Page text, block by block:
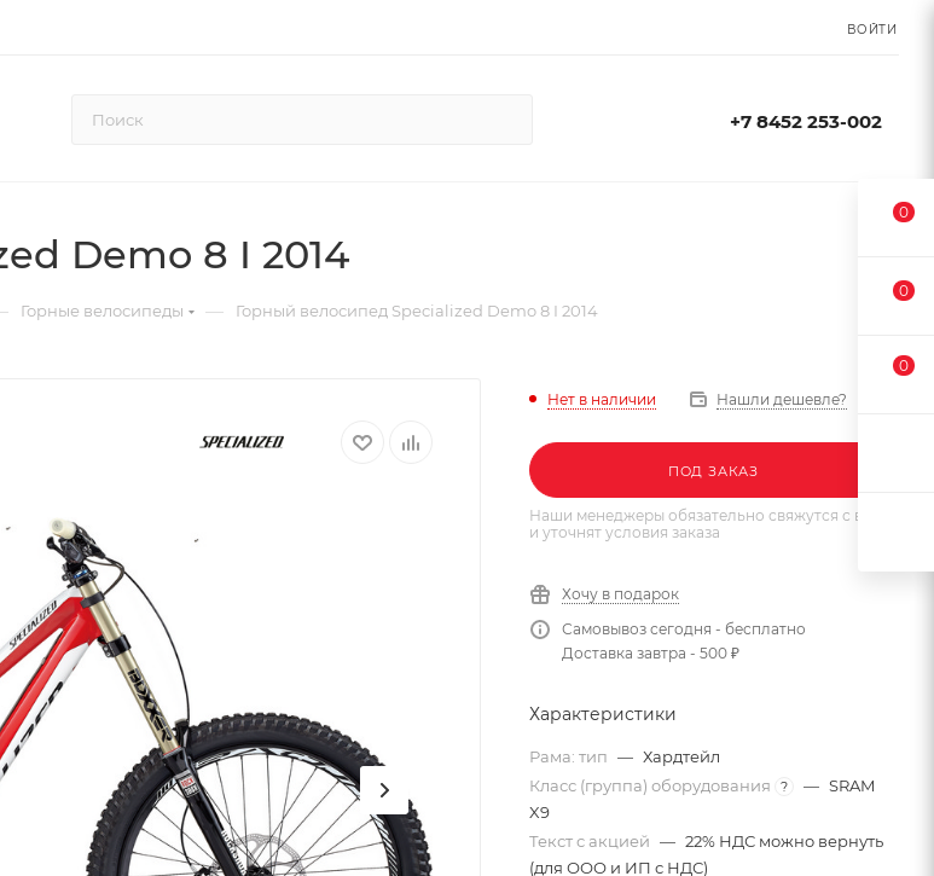
ВОЙТИ
+7 8452 253-002
Demo 8 I 2014
Горные велосипеды — Горный велосипед Specialized Demo 8 I 2014
Нет в наличии Нашли дешевле?
ПОД ЗАКАЗ
Наши менеджеры обязательно свяжутся с вами
и уточнят условия заказа
Хочу в подарок
Самовывоз сегодня - бесплатно
Доставка завтра - 500 ₽
Характеристики
Рама: тип — Хардтейл
Класс (группа) оборудования
? — SRAM
X9
Текст с акцией — 22% НДС можно вернуть
(для ООО и ИП с НДС)
0
0
0